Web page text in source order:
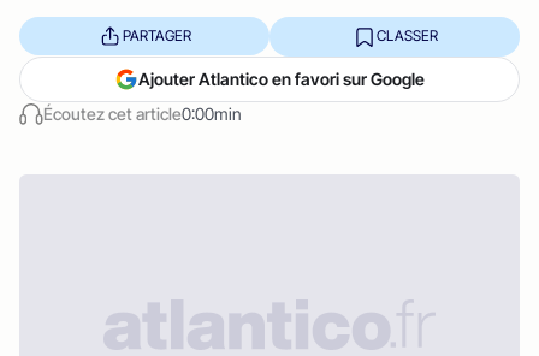
Écoutez cet article0:00min
PARTAGER CLASSER
Ajouter Atlantico en favori sur Google